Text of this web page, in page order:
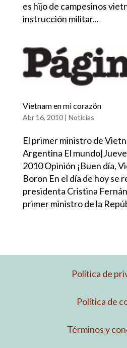
es hijo de campesinos
instrucción militar...
Vietnam en mi corazón
Abr 16, 2010| Noticias
El primer ministro de
Argentina El
2010 Opinión ¡Buen día,
Boron En el día de hoy se
presidenta Cristina
primer ministro de la
Política de
Política de
Términos y